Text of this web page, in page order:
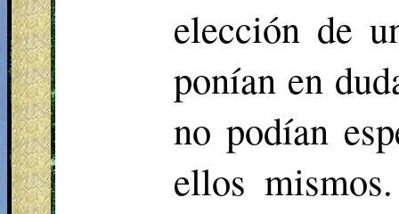
elección de
ponían en
no podían
ellos